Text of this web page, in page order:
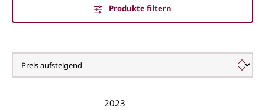
Produkte filtern
Mondeuse noir
2023